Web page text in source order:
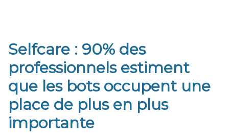
Selfcare : 90% des
professionnels estiment
que les bots occupent une
place de plus en plus
importante